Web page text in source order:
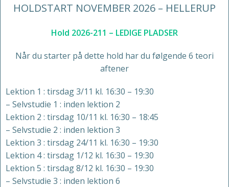
HOLDSTART NOVEMBER 2026 – HELLERUP
Hold 2026-211 – LEDIGE PLADSER
Når du starter på dette hold har du følgende 6 teori
aftener
Lektion 1 : tirsdag 3/11 kl. 16:30 – 19:30
– Selvstudie 1 : inden lektion 2
Lektion 2 : tirsdag 10/11 kl. 16:30 – 18:45
– Selvstudie 2 : inden lektion 3
Lektion 3 : tirsdag 24/11 kl. 16:30 – 19:30
Lektion 4 : tirsdag 1/12 kl. 16:30 – 19:30
Lektion 5 : tirsdag 8/12 kl. 16:30 – 19:30
– Selvstudie 3 : inden lektion 6